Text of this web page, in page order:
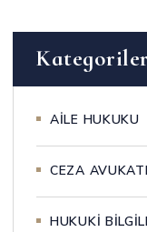
Kategoriler
AİLE HUKUKU
CEZA AVUKATI
HUKUKİ